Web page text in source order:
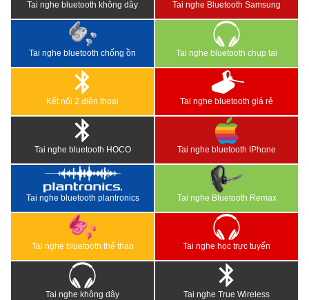
Tai nghe bluetooth không dây Tai nghe Bluetooth Samsung
Tai nghe bluetooth chống ồn Tai nghe bluetooth chụp tai
Kết nối 2 điện thoại Tai nghe bluetooth giá rẻ
Tai nghe bluetooth HOCO Tai nghe bluetooth IPhone
Tai nghe bluetooth plantronics Tai nghe Bluetooth Remax
Tai nghe bluetooth thể thao Tai nghe học trực tuyến
Tai nghe không dây Tai nghe True Wireless